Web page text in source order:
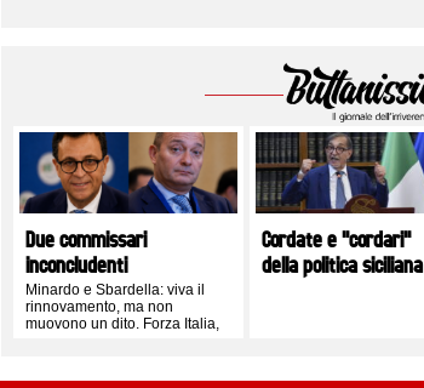
Due commissari
inconcludenti
Minardo e Sbardella: viva il
rinnovamento, ma non
muovono un dito. Forza Italia,
Cordate e "cordari"
della politica siciliana